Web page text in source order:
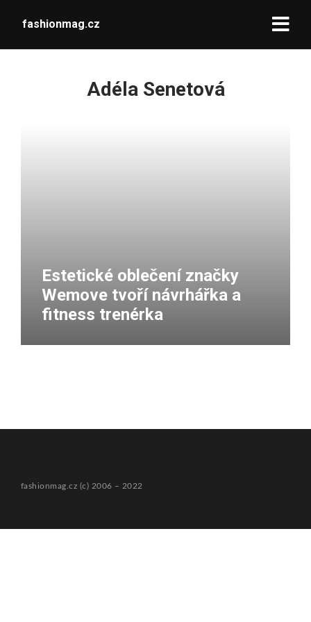
fashionmag.cz
Adéla Senetová
Estetické oblečení značky
Wemove tvoří návrhářka a
fitness trenérka
fashionmag.cz (c) 2006 – 2022